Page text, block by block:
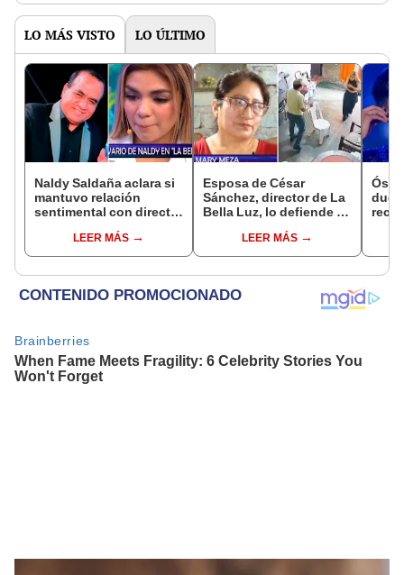
LO MÁS VISTO LO ÚLTIMO
Naldy Saldaña aclara si
mantuvo relación
sentimental con director
denunciarlo por
tocamientos: “Me
LEER MÁS
Esposa de César
Sánchez, director de La
Bella Luz, lo defiende y
relación clandestina
con Naldy Saldaña:
LEER MÁS